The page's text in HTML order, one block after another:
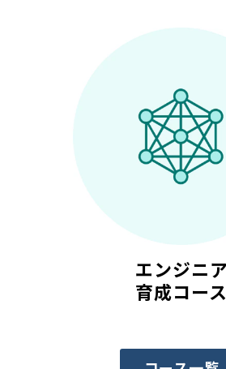
エンジニア
育成コース